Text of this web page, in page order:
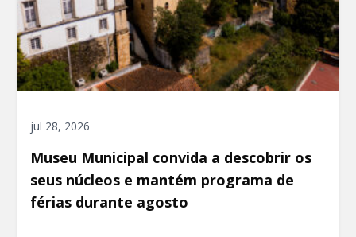
jul 28, 2026
Museu Municipal convida a descobrir os
seus núcleos e mantém programa de
férias durante agosto